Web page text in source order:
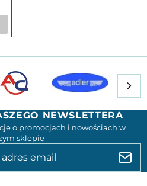
NEWSLETTERA
o promocjach i nowościach w
sklepie